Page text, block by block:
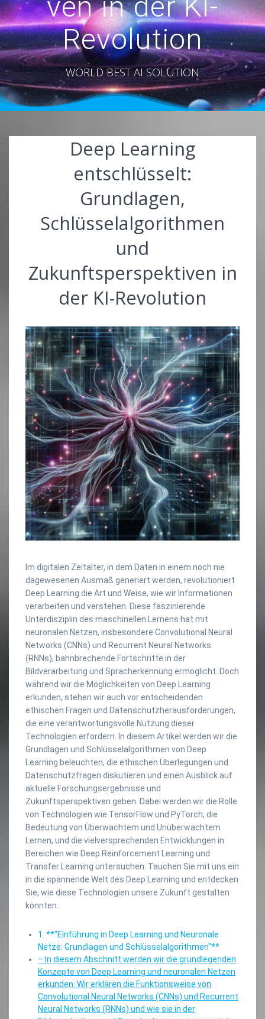
Revolution
WORLD BEST AI SOLUTION
Deep Learning
entschlüsselt:
Grundlagen,
Schlüsselalgorithmen
und
Zukunftsperspektiven in
der KI-Revolution
Im digitalen Zeitalter, in dem Daten in einem noch nie
dagewesenen Ausmaß generiert werden, revolutioniert
Deep Learning die Art und Weise, wie wir Informationen
verarbeiten und verstehen. Diese faszinierende
Unterdisziplin des maschinellen Lernens hat mit
neuronalen Netzen, insbesondere Convolutional Neural
Networks (CNNs) und Recurrent Neural Networks
(RNNs), bahnbrechende Fortschritte in der
Bildverarbeitung und Spracherkennung ermöglicht. Doch
während wir die Möglichkeiten von Deep Learning
erkunden, stehen wir auch vor entscheidenden
ethischen Fragen und Datenschutzherausforderungen,
die eine verantwortungsvolle Nutzung dieser
Technologien erfordern. In diesem Artikel werden wir die
Grundlagen und Schlüsselalgorithmen von Deep
Learning beleuchten, die ethischen Überlegungen und
Datenschutzfragen diskutieren und einen Ausblick auf
aktuelle Forschungsergebnisse und
Zukunftsperspektiven geben. Dabei werden wir die Rolle
von Technologien wie TensorFlow und PyTorch, die
Bedeutung von Überwachtem und Unüberwachtem
Lernen, und die vielversprechenden Entwicklungen in
Bereichen wie Deep Reinforcement Learning und
Transfer Learning untersuchen. Tauchen Sie mit uns ein
in die spannende Welt des Deep Learning und entdecken
Sie, wie diese Technologien unsere Zukunft gestalten
könnten.
1. **"Einführung in Deep Learning und Neuronale
Netze: Grundlagen und Schlüsselalgorithmen"**
– In diesem Abschnitt werden wir die grundlegenden
Konzepte von Deep Learning und neuronalen Netzen
erkunden. Wir erklären die Funktionsweise von
Convolutional Neural Networks (CNNs) und Recurrent
Neural Networks (RNNs) und wie sie in der